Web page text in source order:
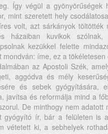
Így végül a
mint szeretett hely
volt, azt sárkányok
házaiban kuvikok
kezükkel felette
mondván: íme, ez a tökéletesen
az Apostoli Szék,
aggódva és mély
és sebek gyógyítására,
javítsa és reformálja mind a
De minthogy nem
gyógyító ír, bár a felületen is
vétetett ki, a sebhelyek